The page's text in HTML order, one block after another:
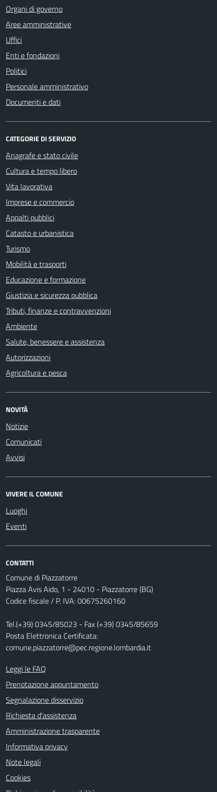
Organi di governo
Aree amministrative
Uffici
Enti e fondazioni
Politici
Personale amministrativo
Documenti e dati
CATEGORIE DI SERVIZIO
Anagrafe e stato civile
Cultura e tempo libero
Vita lavorativa
Imprese e commercio
Appalti pubblici
Catasto e urbanistica
Turismo
Mobilità e trasporti
Educazione e formazione
Giustizia e sicurezza pubblica
Tributi, finanze e contravvenzioni
Ambiente
Salute, benessere e assistenza
Autorizzazioni
Agricoltura e pesca
NOVITÀ
Notizie
Comunicati
Avvisi
VIVERE IL COMUNE
Luoghi
Eventi
CONTATTI
Comune di Piazzatorre
Piazza Avis Aido, 1 - 24010 - Piazzatorre (BG)
Codice fiscale / P. IVA: 00675260160
Tel.(+39) 0345/85023 - Fax (+39) 0345/85659
Posta Elettronica Certificata:
comune.piazzatorre@pec.regione.lombardia.it
Leggi le FAQ
Prenotazione appuntamento
Segnalazione disservizio
Richiesta d'assistenza
Amministrazione trasparente
Informativa privacy
Note legali
Cookies